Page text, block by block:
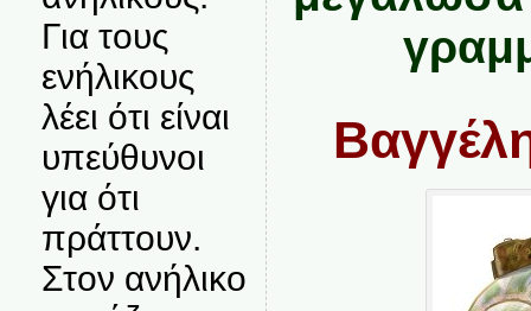
Για τους
ενήλικους
λέει ότι είναι
υπεύθυνοι
για ότι
πράττουν.
Στον ανήλικο